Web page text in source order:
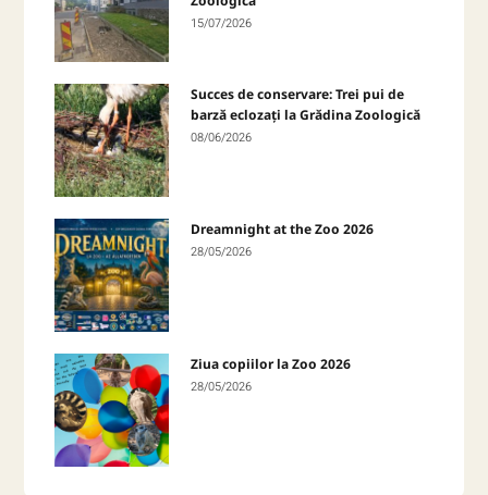
15/07/2026
Succes de conservare: Trei pui de
barză eclozați la Grădina Zoologică
08/06/2026
Dreamnight at the Zoo 2026
28/05/2026
Ziua copiilor la Zoo 2026
28/05/2026